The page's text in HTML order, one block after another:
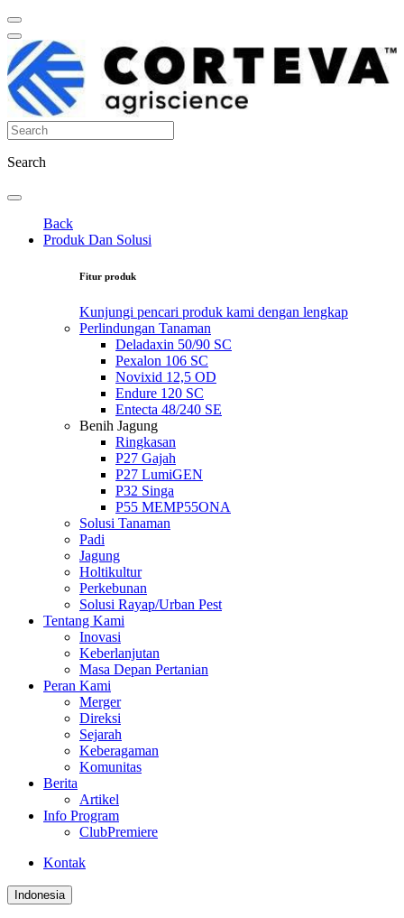
Search
Back
Produk Dan Solusi
Fitur produk
Kunjungi pencari produk kami dengan lengkap
Perlindungan Tanaman
Deladaxin 50/90 SC
Pexalon 106 SC
Novixid 12,5 OD
Endure 120 SC
Entecta 48/240 SE
Benih Jagung
Ringkasan
P27 Gajah
P27 LumiGEN
P32 Singa
P55 MEMP55ONA
Solusi Tanaman
Padi
Jagung
Holtikultur
Perkebunan
Solusi Rayap/Urban Pest
Tentang Kami
Inovasi
Keberlanjutan
Masa Depan Pertanian
Peran Kami
Merger
Direksi
Sejarah
Keberagaman
Komunitas
Berita
Artikel
Info Program
ClubPremiere
Kontak
Indonesia